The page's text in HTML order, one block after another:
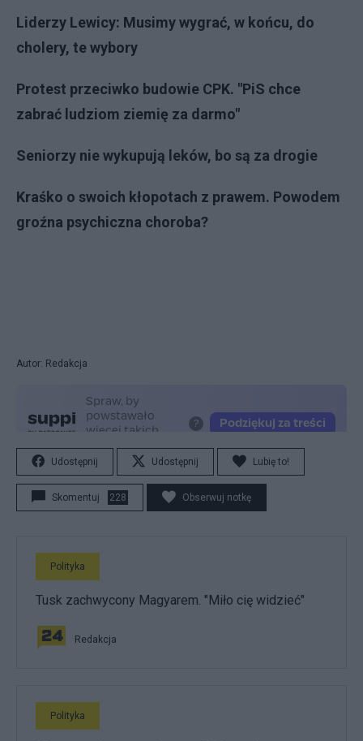
Liderzy Lewicy: Musimy wygrać, w końcu, do
cholery, te wybory
Protest przeciwko budowie CPK. "PiS chce
zabrać ludziom ziemię za darmo"
Seniorzy nie wykupują leków, bo są za drogie
Kraśko o swoich kłopotach z prawem. Powodem
groźna psychiczna choroba?
Autor: Redakcja
Udostępnij Udostępnij Lubię to!
Skomentuj 228 Obserwuj notkę
Polityka
Tusk zachwycony Magyarem. "Miło cię widzieć"
Redakcja
Polityka